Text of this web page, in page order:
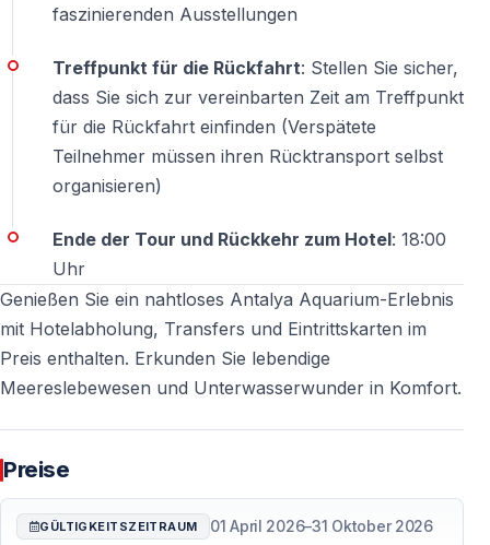
Ja, Fotografieren ist sowohl im Aquarium als auch im
Face2Face Wax Museum erlaubt.
Ist die Tour auch für ältere Gäste geeignet?
ideal für Besucher jeden Alters.
faszinierenden Ausstellungen
Treffpunkt für die Rückfahrt: Stellen Sie sicher,
dass Sie sich zur vereinbarten Zeit am Treffpunkt
für die Rückfahrt einfinden (Verspätete
Teilnehmer müssen ihren Rücktransport selbst
organisieren)
Ende der Tour und Rückkehr zum Hotel: 18:00
Uhr
Genießen Sie ein nahtloses Antalya Aquarium-Erlebnis
mit Hotelabholung, Transfers und Eintrittskarten im
Preis enthalten. Erkunden Sie lebendige
Meereslebewesen und Unterwasserwunder in Komfort.
Preise
GÜLTIGKEITSZEITRAUM 01 April 2026–31 Oktober 2026